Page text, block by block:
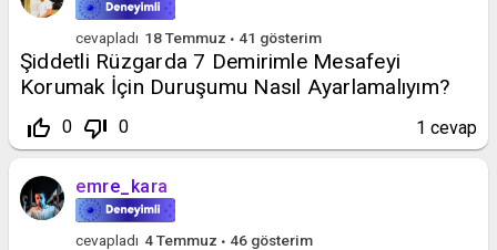
cevapladı 18 Temmuz 41 gösterim
Şiddetli Rüzgarda 7 Demirimle Mesafeyi
Korumak İçin Duruşumu Nasıl Ayarlamalıyım?
thumb_up_off_alt 0 thumb_down_off_alt 0 1 cevap
emre_kara
cevapladı 4 Temmuz 46 gösterim